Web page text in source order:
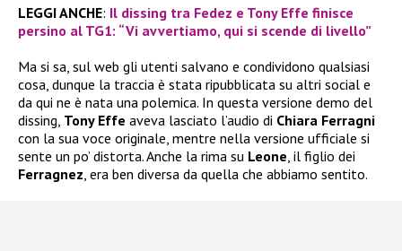
LEGGI ANCHE: Il dissing tra Fedez e Tony Effe finisce
persino al TG1: “Vi avvertiamo, qui si scende di livello”
Ma si sa, sul web gli utenti salvano e condividono qualsiasi
cosa, dunque la traccia è stata ripubblicata su altri social e
da qui ne è nata una polemica. In questa versione demo del
dissing, Tony Effe aveva lasciato l’audio di Chiara Ferragni
con la sua voce originale, mentre nella versione ufficiale si
sente un po’ distorta. Anche la rima su Leone, il figlio dei
Ferragnez, era ben diversa da quella che abbiamo sentito.